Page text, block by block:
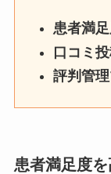
患者満
口コミ
評判管
患者満足度